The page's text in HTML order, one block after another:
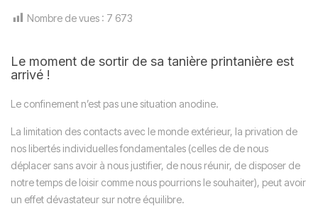
Nombre de vues : 7 673
Le moment de sortir de sa tanière printanière est
arrivé !
Le confinement n’est pas une situation anodine.
La limitation des contacts avec le monde extérieur, la privation de
nos libertés individuelles fondamentales (celles de de nous
déplacer sans avoir à nous justifier, de nous réunir, de disposer de
notre temps de loisir comme nous pourrions le souhaiter), peut avoir
un effet dévastateur sur notre équilibre.